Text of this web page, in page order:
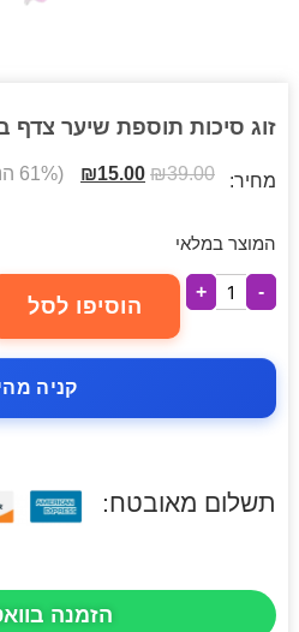
זוג סיכות תוספת שיער צדף
מחיר: ₪39.00
₪15.00 (61% הנחה)
המוצר במלאי
-
+
הוסיפו לסל
קניה
תשלום מאובטח:
הזמנה